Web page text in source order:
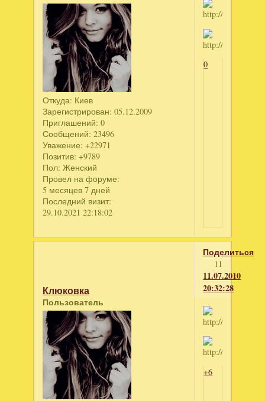
Откуда: Киев
Зарегистрирован: 05.12.2009
Приглашений: 0
Сообщений: 23496
Уважение: +22971
Позитив: +9789
Пол: Женский
Провел на форуме:
5 месяцев 7 дней
Последний визит:
29.10.2021 22:18:02
0
Поделиться
11
11.07.2010
20:32:28
Клюковка
Пользователь
+6